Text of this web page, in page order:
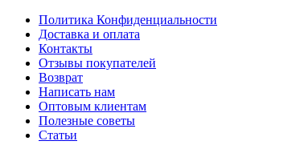
Политика Конфиденциальности
Доставка и оплата
Контакты
Отзывы покупателей
Возврат
Написать нам
Оптовым клиентам
Полезные советы
Статьи